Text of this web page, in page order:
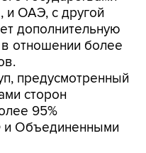
и ОАЭ, с другой
дополнительную
отношении более
предусмотренный
сторон
95%
и Объединенными